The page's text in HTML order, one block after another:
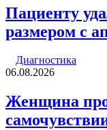
Пациенту
размером с
Диагностика
06.08.2026
Женщина